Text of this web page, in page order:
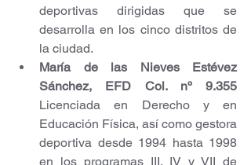
deportivas dirigidas que se
desarrolla en los cinco distritos de
la ciudad.
María de las Nieves Estévez
Sánchez, EFD Col. nº 9.355
Licenciada en Derecho y en
Educación Física, así como gestora
deportiva desde 1994 hasta 1998
en los programas III, IV y VII de